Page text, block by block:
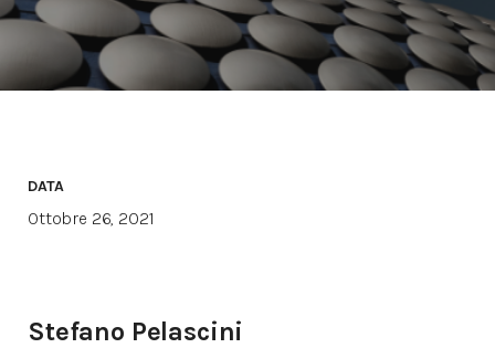
DATA
Ottobre 26, 2021
Stefano Pelascini